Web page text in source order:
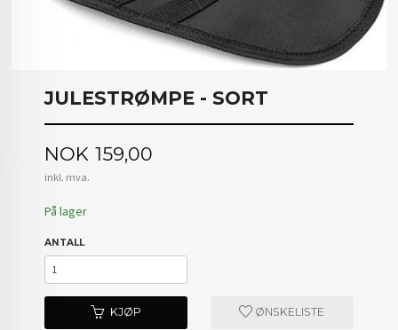
JULESTRØMPE - SORT
Pris
NOK 159,00
inkl. mva.
På lager
ANTALL
KJØP ØNSKELISTE